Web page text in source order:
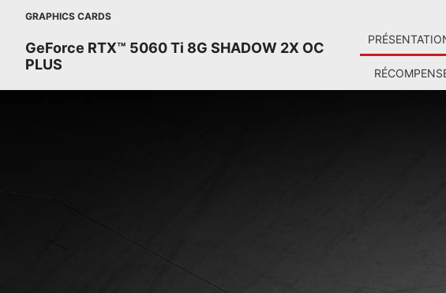
GRAPHICS CARDS
GeForce RTX™ 5060 Ti 8G SHADOW 2X OC
PLUS